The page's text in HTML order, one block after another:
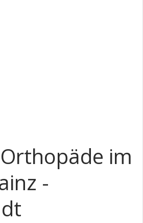
im
-